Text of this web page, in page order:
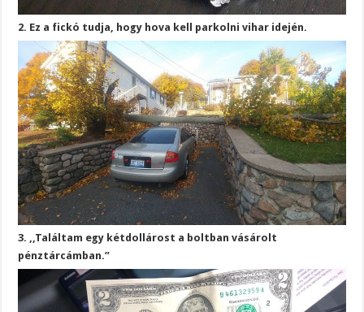
2. Ez a fickó tudja, hogy hova kell parkolni vihar idején.
3. ,,Találtam egy kétdollárost a boltban vásárolt
pénztárcámban.”